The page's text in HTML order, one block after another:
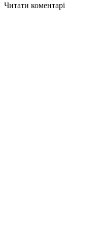
Читати коментарі